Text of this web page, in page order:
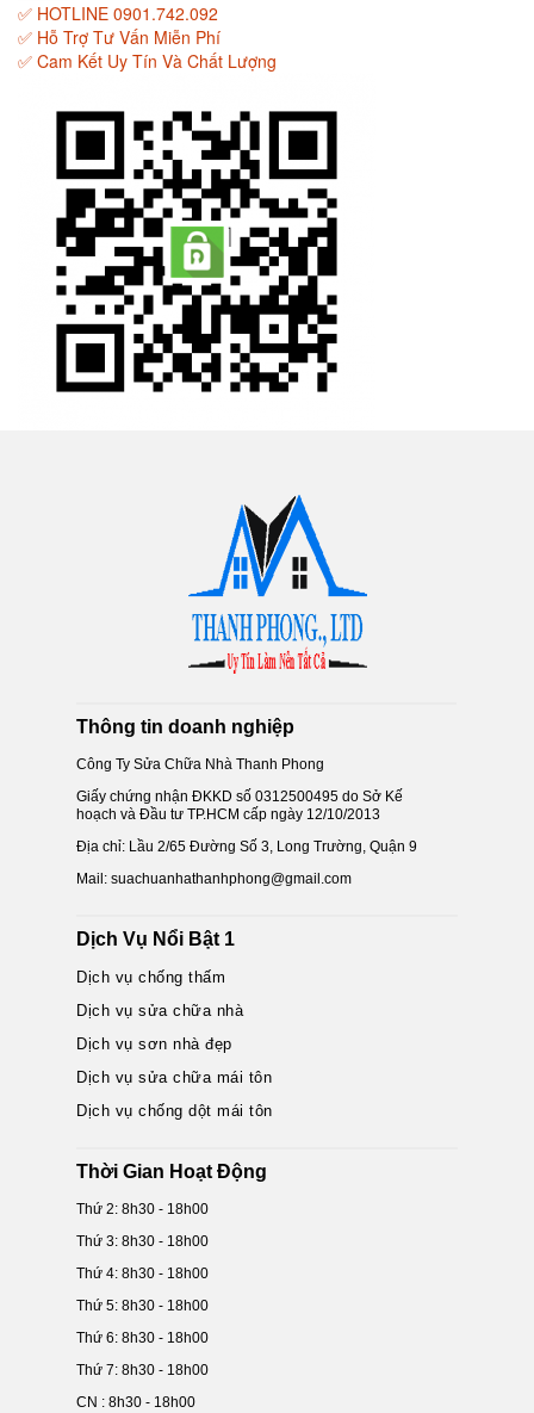
✅ HOTLINE 0901.742.092
✅ Hỗ Trợ Tư Vấn Miễn Phí
✅ Cam Kết Uy Tín Và Chất Lượng
Thông tin doanh nghiệp
Công Ty Sửa Chữa Nhà Thanh Phong
Giấy chứng nhận ĐKKD số 0312500495 do Sở Kế
hoạch và Đầu tư TP.HCM cấp ngày 12/10/2013
Địa chỉ: Lầu 2/65 Đường Số 3, Long Trường, Quận 9
Mail: suachuanhathanhphong@gmail.com
Dịch Vụ Nổi Bật 1
Dịch vụ chống thấm
Dịch vụ sửa chữa nhà
Dịch vụ sơn nhà đẹp
Dịch vụ sửa chữa mái tôn
Dịch vụ chống dột mái tôn
Thời Gian Hoạt Động
Thứ 2: 8h30 - 18h00
Thứ 3: 8h30 - 18h00
Thứ 4: 8h30 - 18h00
Thứ 5: 8h30 - 18h00
Thứ 6: 8h30 - 18h00
Thứ 7: 8h30 - 18h00
CN : 8h30 - 18h00